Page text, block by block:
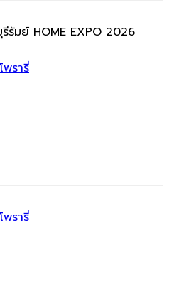
มย์ HOME EXPO 2026
พรารี่
พรารี่